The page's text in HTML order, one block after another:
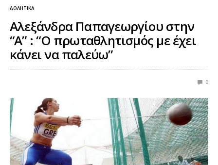
ΑΘΛΗΤΙΚΆ
Αλεξάνδρα Παπαγεωργίου στην
“Α” : “Ο πρωταθλητισμός με έχει
κάνει να παλεύω”
0